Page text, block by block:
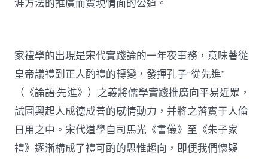
涯方法的推廣而實現情面的公道。
家禮學的出現是宋代實踐論的一年夜事務，意味著從
皇帝議禮到正人酌禮的轉變，發揮孔子“從先進”
（《論語·先進》）之義將儒學實踐推廣向平易近眾，
試圖興起人成德成善的感情動力，并將之落實于人倫
日用之中。宋代道學自司馬光《書儀》至《朱子家
禮》逐漸構成了禮可酌的思惟趨向，即便我們懷疑